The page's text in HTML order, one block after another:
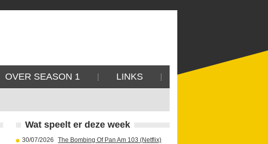
OVER SEASON 1 LINKS
Wat speelt er deze week
30/07/2026 The Bombing Of Pan Am 103 (Netflix)